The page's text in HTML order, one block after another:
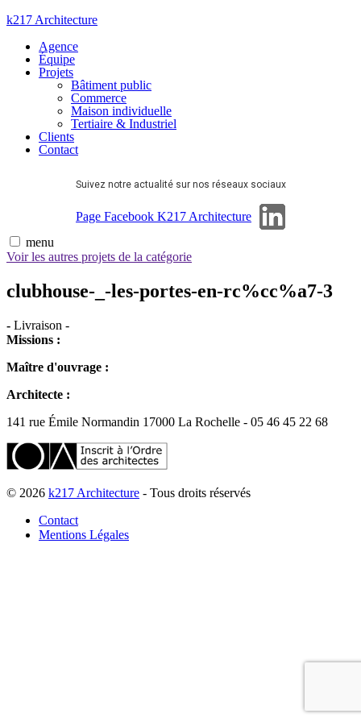
Aller
contenu
k217 Architecture
Agence
Équipe
Projets
Bâtiment public
Commerce
Maison individuelle
Tertiaire & Industriel
Clients
Contact
Suivez notre actualité sur nos réseaux sociaux
Page Facebook K217 Architecture
menu
Voir les autres projets de la catégorie
clubhouse-_-les-portes-en-rc%cc%a7-3
- Livraison -
Missions :
Maître d'ouvrage :
Architecte :
141 rue Émile Normandin 17000 La Rochelle - 05 46 45 22 68
© 2026 k217 Architecture - Tous droits réservés
Contact
Mentions Légales